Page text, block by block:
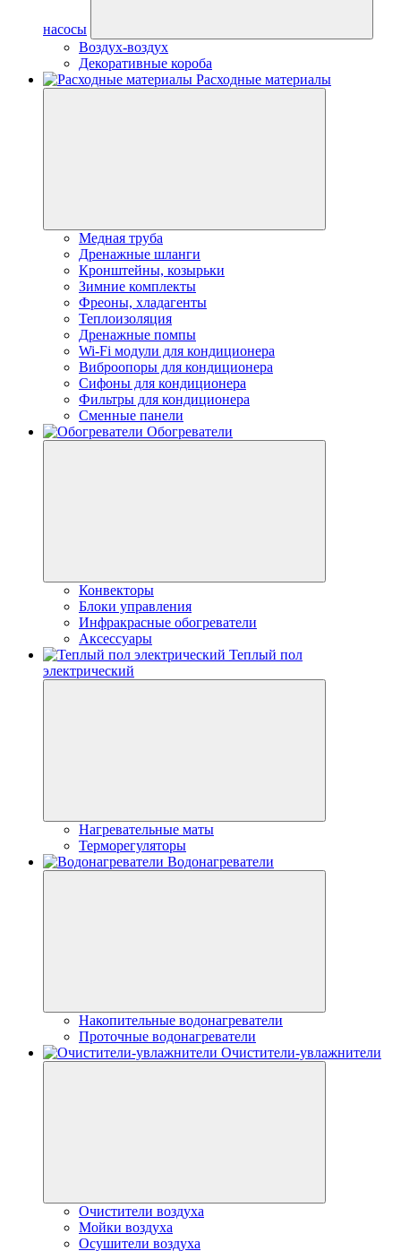
насосы
Воздух-воздух
Декоративные короба
Расходные материалы
Медная труба
Дренажные шланги
Кронштейны, козырьки
Зимние комплекты
Фреоны, хладагенты
Теплоизоляция
Дренажные помпы
Wi-Fi модули для кондиционера
Виброопоры для кондиционера
Сифоны для кондиционера
Фильтры для кондиционера
Сменные панели
Обогреватели
Конвекторы
Блоки управления
Инфракрасные обогреватели
Аксессуары
Теплый пол
электрический
Нагревательные маты
Терморегуляторы
Водонагреватели
Накопительные водонагреватели
Проточные водонагреватели
Очистители-увлажнители
Очистители воздуха
Мойки воздуха
Осушители воздуха